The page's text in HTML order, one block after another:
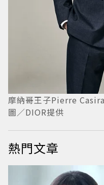
摩納哥王子Pierre
圖／DIOR提供
熱門文章